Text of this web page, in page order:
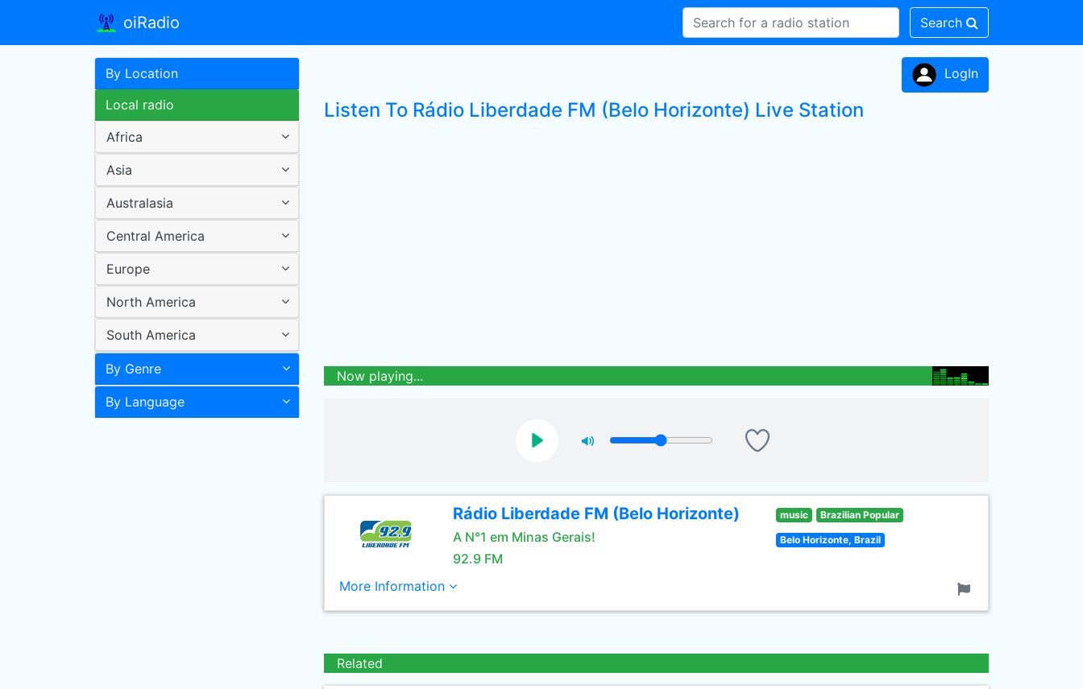
oiRadio Search
By Location
Local radio
Africa
Asia
Australasia
Central America
Europe
North America
South America
By Genre
By Language
LogIn
Listen To Rádio Liberdade FM (Belo Horizonte) Live Station
Now playing...
Rádio Liberdade FM (Belo Horizonte)
A N°1 em Minas Gerais!
92.9 FM
music Brazilian Popular
Belo Horizonte, Brazil
More Information
Related